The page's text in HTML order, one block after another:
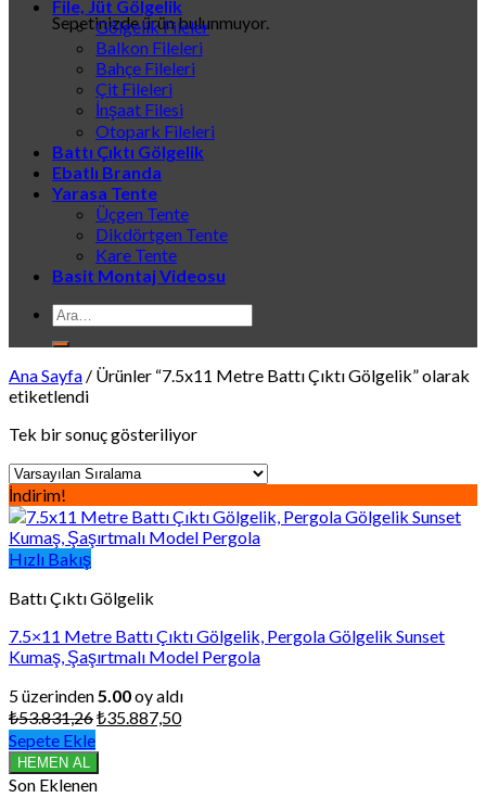
Sepetinizde ürün bulunmuyor.
File, Jüt Gölgelik
Gölgelik Fileler
Balkon Fileleri
Bahçe Fileleri
Çit Fileleri
İnşaat Filesi
Otopark Fileleri
Battı Çıktı Gölgelik
Ebatlı Branda
Yarasa Tente
Üçgen Tente
Dikdörtgen Tente
Kare Tente
Basit Montaj Videosu
Ara:
Ana Sayfa / Ürünler “7.5x11 Metre Battı Çıktı Gölgelik” olarak
etiketlendi
Tek bir sonuç gösteriliyor
İndirim!
Hızlı Bakış
Battı Çıktı Gölgelik
7.5×11 Metre Battı Çıktı Gölgelik, Pergola Gölgelik Sunset
Kumaş, Şaşırtmalı Model Pergola
5 üzerinden5.00oy aldı
₺53.831,26Orijinal
₺53.831,26.
₺35.887,50Şu
Sepete Ekle
HEMEN AL
Son Eklenen